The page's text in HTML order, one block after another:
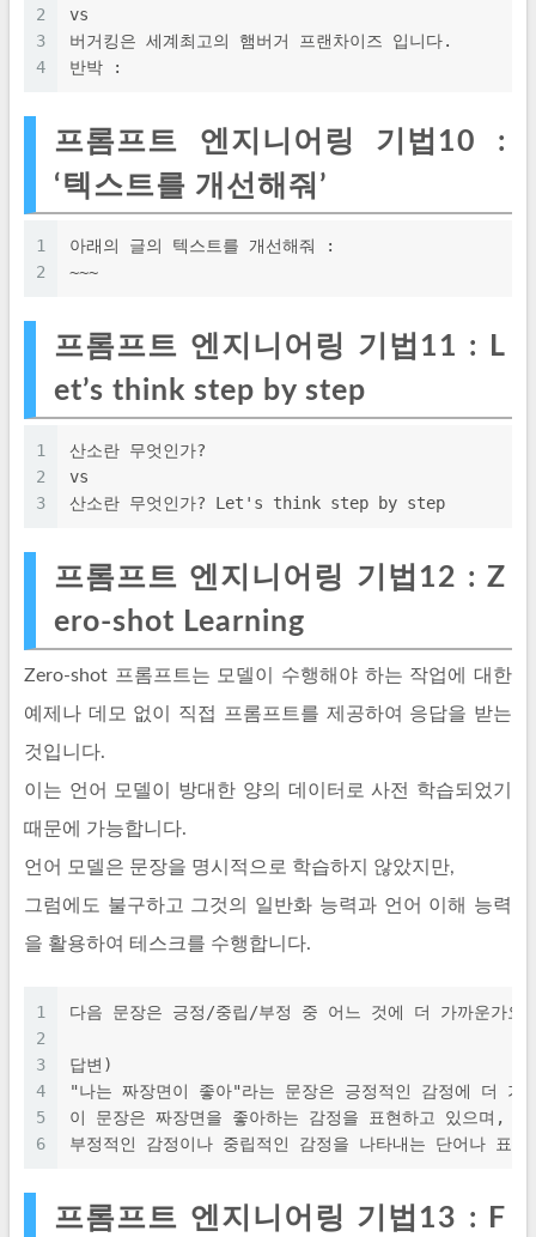
2
3
4
vs
버거킹은 세계최고의 햄버거 프랜차이즈 입니다.
반박 :
프롬프트 엔지니어링 기법10 :
‘텍스트를 개선해줘’
1
2
아래의 글의 텍스트를 개선해줘 :
~~~
프롬프트 엔지니어링 기법11 : L
et’s think step by step
1
2
3
산소란 무엇인가?
vs
산소란 무엇인가? Let's think step by step
프롬프트 엔지니어링 기법12 : Z
ero-shot Learning
Zero-shot 프롬프트는 모델이 수행해야 하는 작업에 대한
예제나 데모 없이 직접 프롬프트를 제공하여 응답을 받는
것입니다.
이는 언어 모델이 방대한 양의 데이터로 사전 학습되었기
때문에 가능합니다.
언어 모델은 문장을 명시적으로 학습하지 않았지만,
그럼에도 불구하고 그것의 일반화 능력과 언어 이해 능력
을 활용하여 테스크를 수행합니다.
1
2
3
4
5
6
다음 문장은 긍정/중립/부정 중 어느 것에 더 가까운가요
답변)
"나는 짜장면이 좋아"라는 문장은 긍정적인 감정에 더 가
이 문장은 짜장면을 좋아하는 감정을 표현하고 있으며,
부정적인 감정이나 중립적인 감정을 나타내는 단어나 표
프롬프트 엔지니어링 기법13 : F